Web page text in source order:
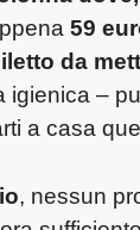
59
da
igienica –
a casa
, nessun